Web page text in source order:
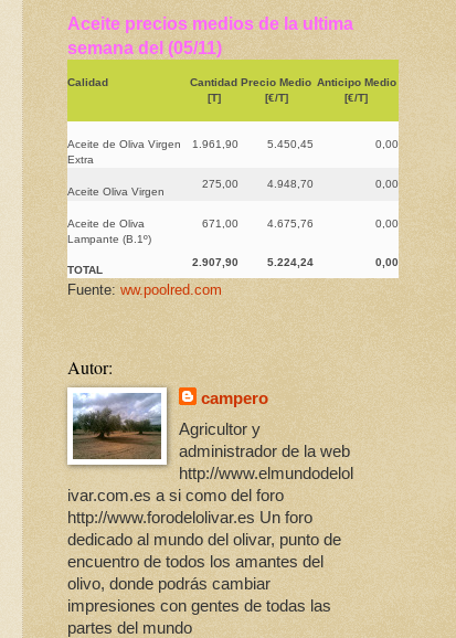
Aceite precios medios de la ultima
semana del (05/11)
Calidad
Cantidad
[T]
Precio Medio
[€/T]
Anticipo Medio
[€/T]
Aceite de Oliva Virgen
Extra
1.961,90 5.450,45 0,00
Aceite Oliva Virgen
275,00 4.948,70 0,00
Aceite de Oliva
Lampante (B.1º)
671,00 4.675,76 0,00
TOTAL
2.907,90 5.224,24 0,00
Fuente: ww.poolred.com
Autor:
campero
Agricultor y
administrador de la web
http://www.elmundodelol
ivar.com.es a si como del foro
http://www.forodelolivar.es Un foro
dedicado al mundo del olivar, punto de
encuentro de todos los amantes del
olivo, donde podrás cambiar
impresiones con gentes de todas las
partes del mundo